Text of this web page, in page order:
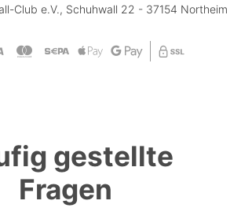
Club e.V., Schuhwall 22 - 37154 Northeim
gestellte
Fragen